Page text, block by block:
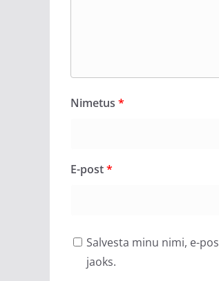
Nimetus *
E-post*
Salvesta minu nimi, e-
jaoks.